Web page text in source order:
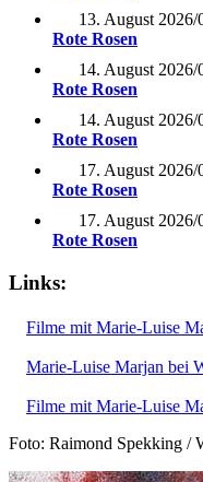
13. August 2026/
Rote Rosen
14. August 2026/
Rote Rosen
14. August 2026/
Rote Rosen
17. August 2026/
Rote Rosen
17. August 2026/
Rote Rosen
Links:
Filme mit Marie-Luise
Marie-Luise Marjan bei
Filme mit Marie-Luise
Foto: Raimond Spekking /